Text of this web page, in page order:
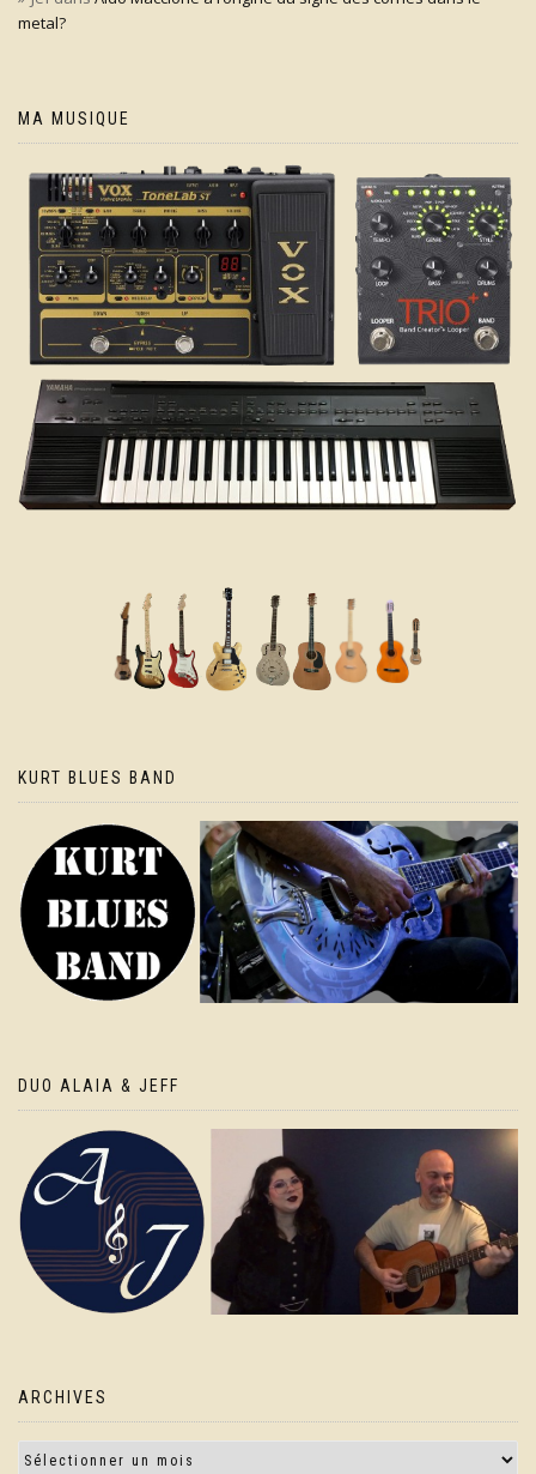
metal?
MA MUSIQUE
KURT BLUES BAND
DUO ALAIA & JEFF
ARCHIVES